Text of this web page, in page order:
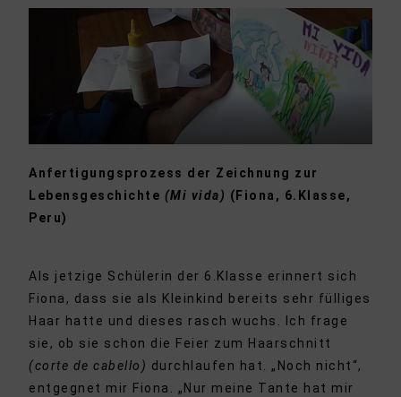
Anfertigungsprozess der Zeichnung zur
Lebensgeschichte (Mi vida) (Fiona, 6.Klasse,
Peru)
Als jetzige Schülerin der 6.Klasse erinnert sich
Fiona, dass sie als Kleinkind bereits sehr fülliges
Haar hatte und dieses rasch wuchs. Ich frage
sie, ob sie schon die Feier zum Haarschnitt
(corte de cabello) durchlaufen hat. „Noch nicht“,
entgegnet mir Fiona. „Nur meine Tante hat mir